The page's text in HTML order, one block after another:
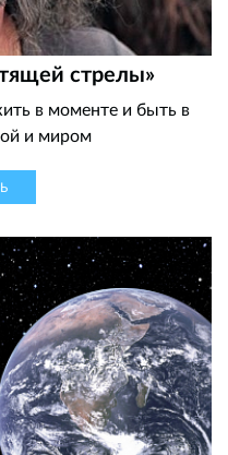
стрелы»
в моменте и быть в
и миром